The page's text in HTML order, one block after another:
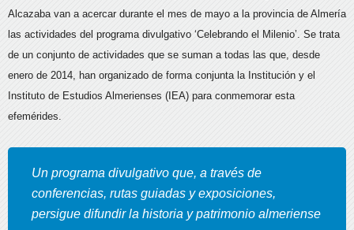
Alcazaba van a acercar durante el mes de mayo a la provincia de Almería
las actividades del programa divulgativo ‘Celebrando el Milenio’. Se trata
de un conjunto de actividades que se suman a todas las que, desde
enero de 2014, han organizado de forma conjunta la Institución y el
Instituto de Estudios Almerienses (IEA) para conmemorar esta
efemérides.
Un programa divulgativo que, a través de
conferencias, rutas guiadas y exposiciones,
persigue difundir la historia y patrimonio almeriense